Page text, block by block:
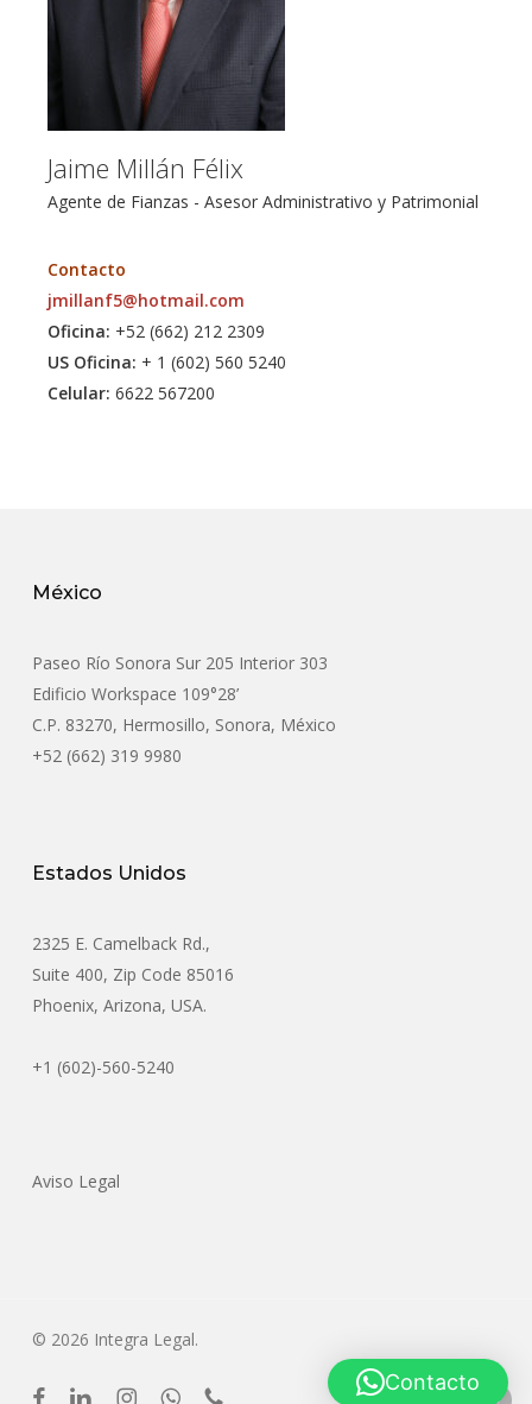
Jaime Millán Félix
Agente de Fianzas - Asesor Administrativo y Patrimonial
Contacto
jmillanf5@hotmail.com
Oficina: +52 (662) 212 2309
US Oficina: + 1 (602) 560 5240
Celular: 6622 567200
México
Paseo Río Sonora Sur 205 Interior 303
Edificio Workspace 109°28’
C.P. 83270, Hermosillo, Sonora, México
+52 (662) 319 9980
Estados Unidos
2325 E. Camelback Rd.,
Suite 400, Zip Code 85016
Phoenix, Arizona, USA.
+1 (602)-560-5240
Aviso Legal
© 2026 Integra Legal.
facebooklinkedininstagramwhatsappphone Contacto